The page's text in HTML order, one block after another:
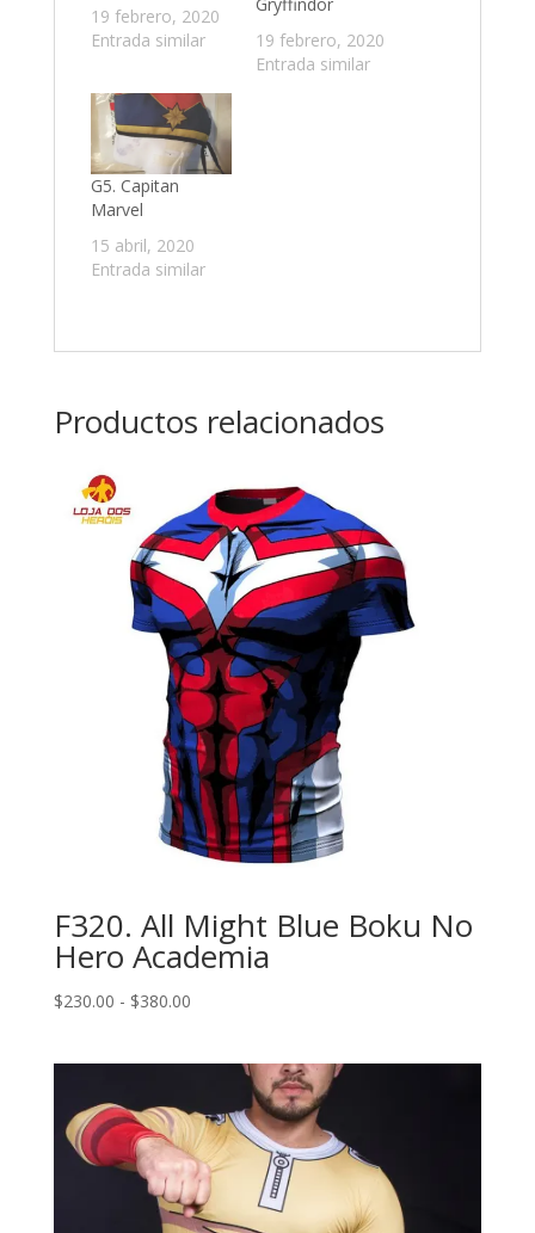
19 febrero, 2020
Entrada similar
19 febrero, 2020
Entrada similar
G5. Capitan
Marvel
15 abril, 2020
Entrada similar
Productos relacionados
F320. All Might Blue Boku No
Hero Academia
$230.00 - $380.00Rango
$230.00
hasta
$380.00